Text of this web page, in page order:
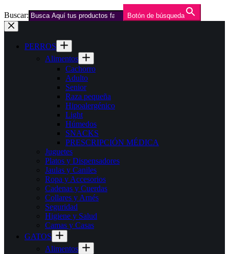
Buscar: Botón de búsqueda
Saltar
al
contenidoPERROS
Alimentos
Cachorro
Adulto
Senior
Raza pequeña
Hipoalergénico
Light
Húmedos
SNACKS
PRESCRIPCIÓN MÉDICA
Juguetes
Platos y Dispensadores
Jaulas y Caniles
Ropa y Accesorios
Cadenas y Cuerdas
Collares y Arnés
Seguridad
Higiene y Salud
Camas y Casas
GATOS
Alimentos